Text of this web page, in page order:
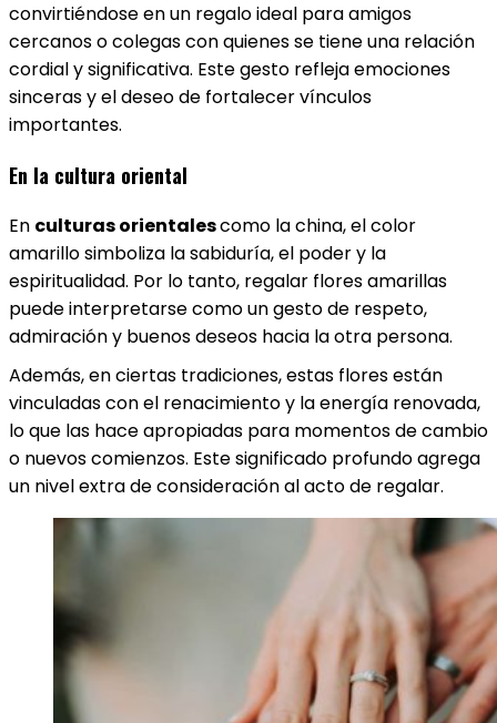
convirtiéndose en un regalo ideal para amigos
cercanos o colegas con quienes se tiene una relación
cordial y significativa. Este gesto refleja emociones
sinceras y el deseo de fortalecer vínculos
importantes.
En la cultura oriental
En culturas orientalescomo la china, el color
amarillo simboliza la sabiduría, el poder y la
espiritualidad. Por lo tanto, regalar flores amarillas
puede interpretarse como un gesto de respeto,
admiración y buenos deseos hacia la otra persona.
Además, en ciertas tradiciones, estas flores están
vinculadas con el renacimiento y la energía renovada,
lo que las hace apropiadas para momentos de cambio
o nuevos comienzos. Este significado profundo agrega
un nivel extra de consideración al acto de regalar.